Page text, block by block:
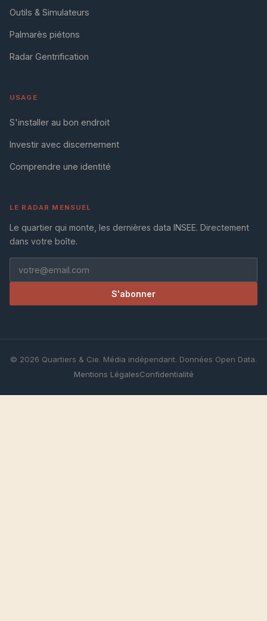
Outils & Simulateurs
Palmarès piétons
Radar Gentrification
USAGE
S'installer au bon endroit
Investir avec discernement
Comprendre une identité
LE RADAR MENSUEL
Le quartier qui monte, les dernières data INSEE. Directement
dans votre boîte.
S'abonner
© 2026 Quartiers & Cie. Média indépendant. Données Open Data.
Mentions LégalesConfidentialité